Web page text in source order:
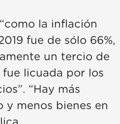
la inflación
fue de sólo 66%,
un tercio de
fue licuada por los
“Hay más
y menos bienes en